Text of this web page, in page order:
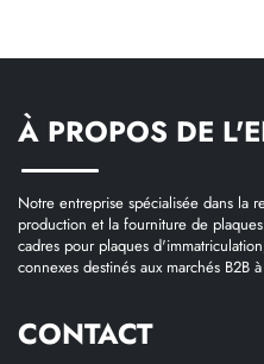
À PROPOS DE
Notre entreprise spécialisée dans la
production et la fourniture de
cadres pour plaques
connexes destinés aux marchés B2B
CONTACT